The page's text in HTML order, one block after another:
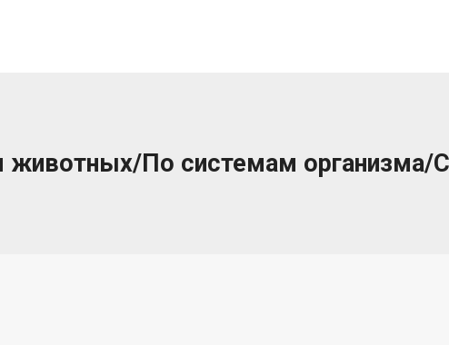
животных/По системам организма/